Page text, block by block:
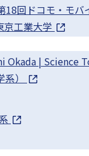
18回ドコモ・モバ
京工業大学
Okada | Science
）